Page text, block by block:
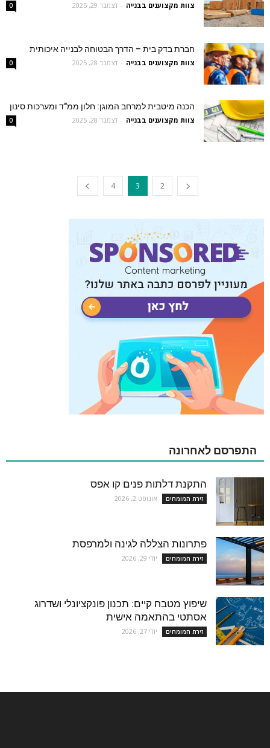
צוות מקצוענים בבנייה - דצמבר 29, 2025 0
חברת בדק בית – הדרך הבטוחה לבנייה איכותית
צוות מקצוענים בבנייה - דצמבר 28, 2025 0
הכנה מיטבית למרחב המוגן: חלון ממ"ד ומערכות סינון
צוות מקצוענים בבנייה - דצמבר 28, 2025 0
2
3
4
התפרסם לאחרונה
התקנת דלתות פנים קו אפס
זירת המומחים אוגוסט 2, 2026
פתרונות הצללה לגינה ולמרפסת
זירת המומחים יולי 29, 2026
שיפוץ מטבח קיים: תכנון פונקציונלי ושדרוג
אסתטי בהתאמה אישית
זירת המומחים יולי 27, 2026